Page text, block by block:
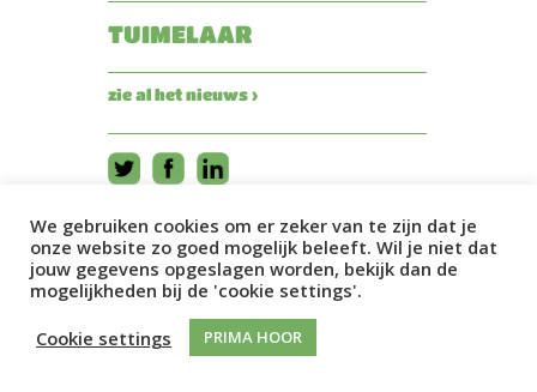
TUIMELAAR
zie al het nieuws ›
We gebruiken cookies om er zeker van te zijn dat je
onze website zo goed mogelijk beleeft. Wil je niet dat
jouw gegevens opgeslagen worden, bekijk dan de
mogelijkheden bij de 'cookie settings'.
Cookie settings
PRIMA HOOR